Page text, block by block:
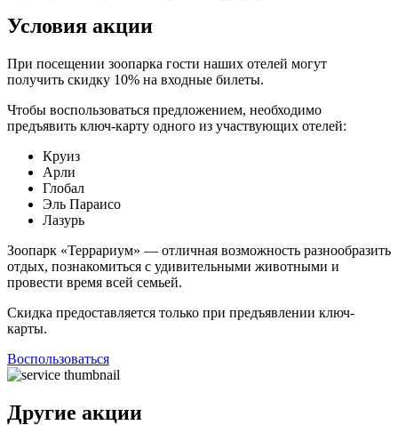
Условия акции
При посещении зоопарка гости наших отелей могут
получить скидку 10% на входные билеты.
Чтобы воспользоваться предложением, необходимо
предъявить ключ-карту одного из участвующих отелей:
Круиз
Арли
Глобал
Эль Параисо
Лазурь
Зоопарк «Террариум» — отличная возможность разнообразить
отдых, познакомиться с удивительными животными и
провести время всей семьей.
Скидка предоставляется только при предъявлении ключ-
карты.
Воспользоваться
Другие акции